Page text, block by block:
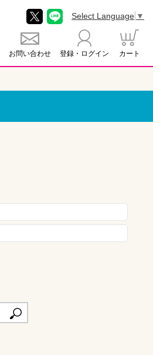
お問い合わせ 登録・ログイン カート
Select Language ▼